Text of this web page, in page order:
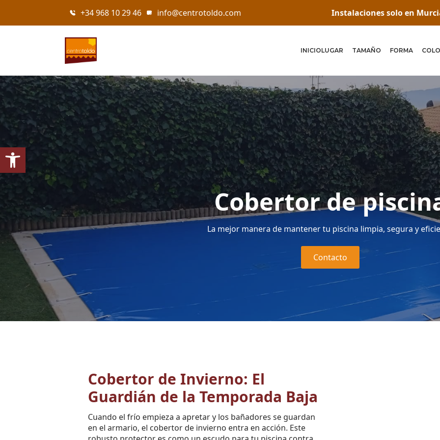
Abrir barra de herramientas
+34 968 10 29 46 info@centrotoldo.com Instalaciones solo en
INICIOLUGAR TAMAÑO FORMA
Cobertor de
La mejor manera de mantener tu piscina limpia, segura y
Contacto
Cobertor de Invierno: El
Guardián de la Temporada Baja
Cuando el frío empieza a apretar y los bañadores se guardan
en el armario, el cobertor de invierno entra en acción. Este